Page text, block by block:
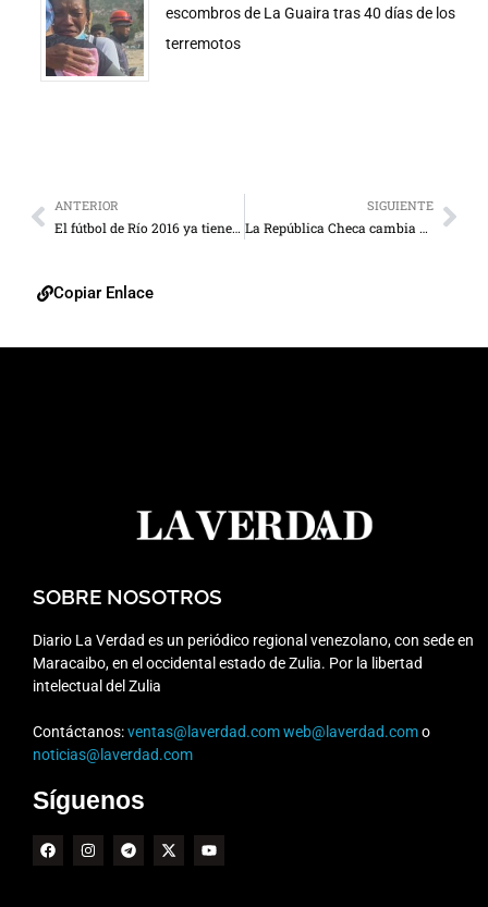
escombros de La Guaira tras 40 días de los
terremotos
ANTERIOR
El fútbol de Río 2016 ya tiene sus grupos
SIGUIENTE
La República Checa cambia de nombre
Copiar Enlace
SOBRE NOSOTROS
Diario La Verdad es un periódico regional venezolano, con sede en
Maracaibo, en el occidental estado de Zulia. Por la libertad
intelectual del Zulia
Contáctanos:ventas@laverdad.comweb@laverdad.como
noticias@laverdad.com
Síguenos